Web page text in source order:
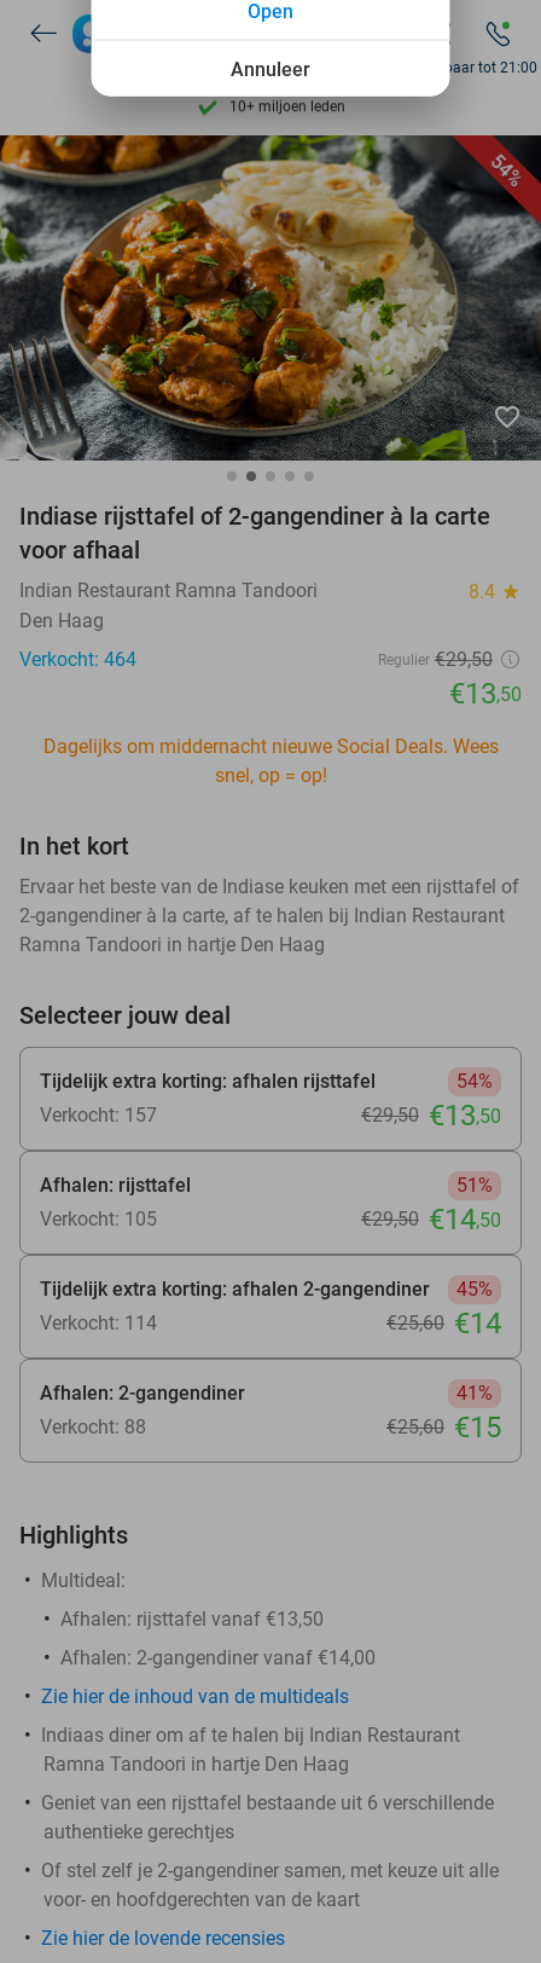
7 dagen per week beschikbaar
10+ miljoen leden
9,4 op basis van
Ontdek 15.000+ deals
7 dagen per week beschikbaar
10+ miljoen leden
Bereikbaar tot 21:00
54%
favorite_border
Indiase rijsttafel of 2-gangendiner à la carte
voor afhaal
Indian Restaurant Ramna Tandoori 8.4 star
Den Haag
Verkocht: 464
Regulier €29,50
€13,50
Dagelijks om middernacht nieuwe Social Deals. Wees
snel, op = op!
In het kort
Ervaar het beste van de Indiase keuken met een rijsttafel of
2-gangendiner à la carte, af te halen bij Indian Restaurant
Ramna Tandoori in hartje Den Haag
Selecteer jouw deal
Tijdelijk extra korting: afhalen rijsttafel
54%
Verkocht: 157
€29,50 €13,50
Afhalen: rijsttafel
51%
Verkocht: 105
€29,50 €14,50
Tijdelijk extra korting: afhalen 2-gangendiner
45%
Verkocht: 114
€25,60 €14
Afhalen: 2-gangendiner
41%
Verkocht: 88
€25,60 €15
Highlights
Multideal:
Afhalen: rijsttafel vanaf €13,50
Afhalen: 2-gangendiner vanaf €14,00
Zie hier de inhoud van de multideals
Indiaas diner om af te halen bij Indian Restaurant
Ramna Tandoori in hartje Den Haag
Geniet van een rijsttafel bestaande uit 6 verschillende
authentieke gerechtjes
Of stel zelf je 2-gangendiner samen, met keuze uit alle
voor- en hoofdgerechten van de kaart
Zie hier de lovende recensies
Annuleer
Open